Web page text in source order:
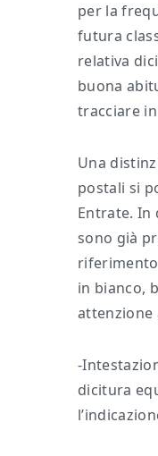
per la
futura
relativa
buona
tracciare
Una
postali si
Entrate. In
sono già
in bianco,
attenzione
-
dicitura